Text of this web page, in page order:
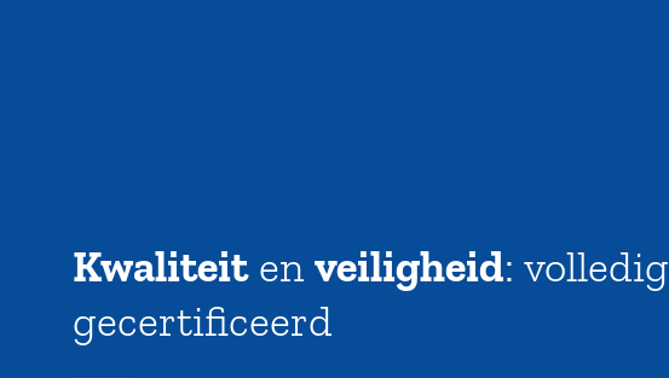
Kwaliteitenveiligheid: volledig
gecertificeerd